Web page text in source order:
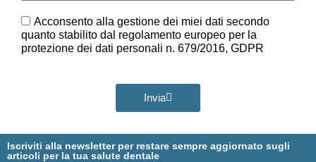
GDPR
Acconsento alla gestione dei miei dati secondo
quanto stabilito dal regolamento europeo per la
protezione dei dati personali n. 679/2016, GDPR
Invia
Iscriviti alla newsletter per restare sempre aggiornato sugli
articoli per la tua salute dentale